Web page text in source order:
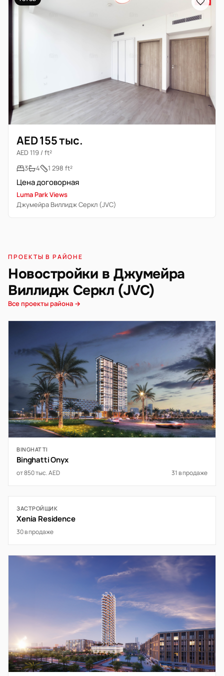
AED 155 тыс.
AED 119 / ft²
3
4 1 298 ft²
Цена договорная
Luma Park Views
Джумейра Виллидж Серкл (JVC)
ПРОЕКТЫ В РАЙОНЕ
Новостройки в Джумейра
Виллидж Серкл (JVC)
Все проекты района →
BINGHATTI
Binghatti Onyx
от 850 тыс. AED 31 в продаже
ЗАСТРОЙЩИК
Xenia Residence
30 в продаже